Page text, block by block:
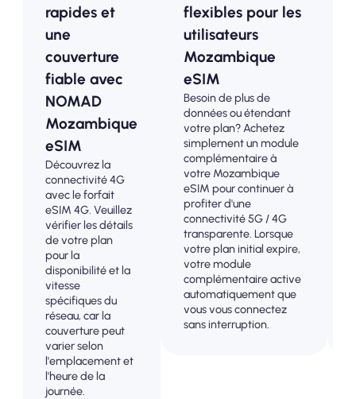
rapides et
une
couverture
fiable avec
NOMAD
Mozambique
eSIM
Découvrez la
connectivité 4G
avec le forfait
eSIM 4G. Veuillez
vérifier les détails
de votre plan
pour la
disponibilité et la
vitesse
spécifiques du
réseau, car la
couverture peut
varier selon
l'emplacement et
l'heure de la
journée.
flexibles pour les
utilisateurs
Mozambique
eSIM
Besoin de plus de
données ou étendant
votre plan? Achetez
simplement un module
complémentaire à
votre Mozambique
eSIM pour continuer à
profiter d'une
connectivité 5G / 4G
transparente. Lorsque
votre plan initial expire,
votre module
complémentaire active
automatiquement que
vous vous connectez
sans interruption.